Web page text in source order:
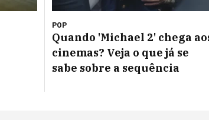
POP
Quando 'Michael 2' chega
cinemas? Veja o que já se
sabe sobre a sequência